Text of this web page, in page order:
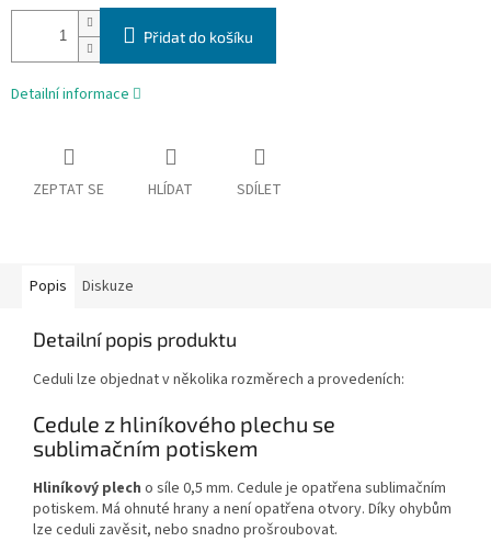
Přidat do košíku
Detailní informace
ZEPTAT SE HLÍDAT SDÍLET
Popis Diskuze
Detailní popis produktu
Ceduli lze objednat v několika rozměrech a provedeních:
Cedule z hliníkového plechu se
sublimačním potiskem
Hliníkový plech o síle 0,5 mm. Cedule je opatřena sublimačním
potiskem. Má ohnuté hrany a není opatřena otvory. Díky ohybům
lze ceduli zavěsit, nebo snadno prošroubovat.